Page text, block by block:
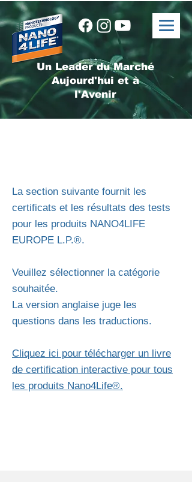
Un Leader du Marché
Aujourd'hui et à
l'Avenir
La section suivante fournit les
certificats et les résultats des tests
pour les produits NANO4LIFE
EUROPE L.P.®.
Veuillez sélectionner la catégorie
souhaitée.
La version anglaise juge les
questions dans les traductions.
Cliquez ici pour télécharger un livre
de certification interactive pour tous
les produits Nano4Life®.